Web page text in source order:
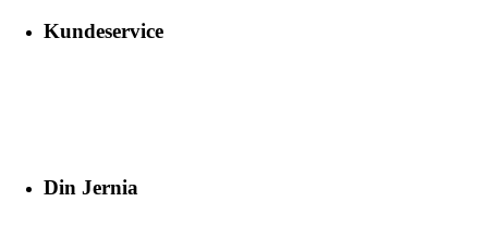
Kundeservice
Din Jernia